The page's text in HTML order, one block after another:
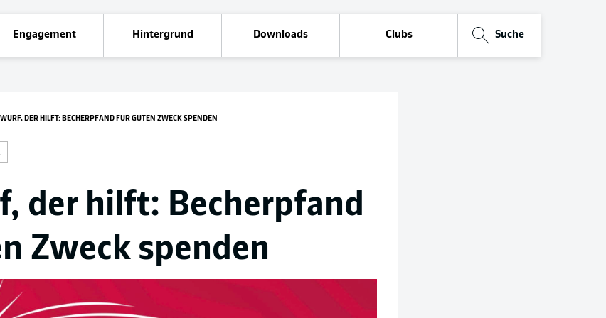
Engagement Hintergrund Downloads Clubs Suche
DER HILFT: BECHERPFAND FÜR GUTEN ZWECK SPENDEN
der hilft: Becherpfand
Zweck spenden